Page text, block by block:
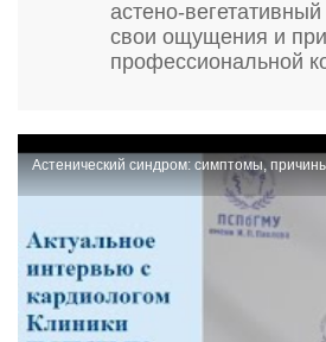
астено-
свои ощущения и
профессиональной
Астенический синдром: симптомы,